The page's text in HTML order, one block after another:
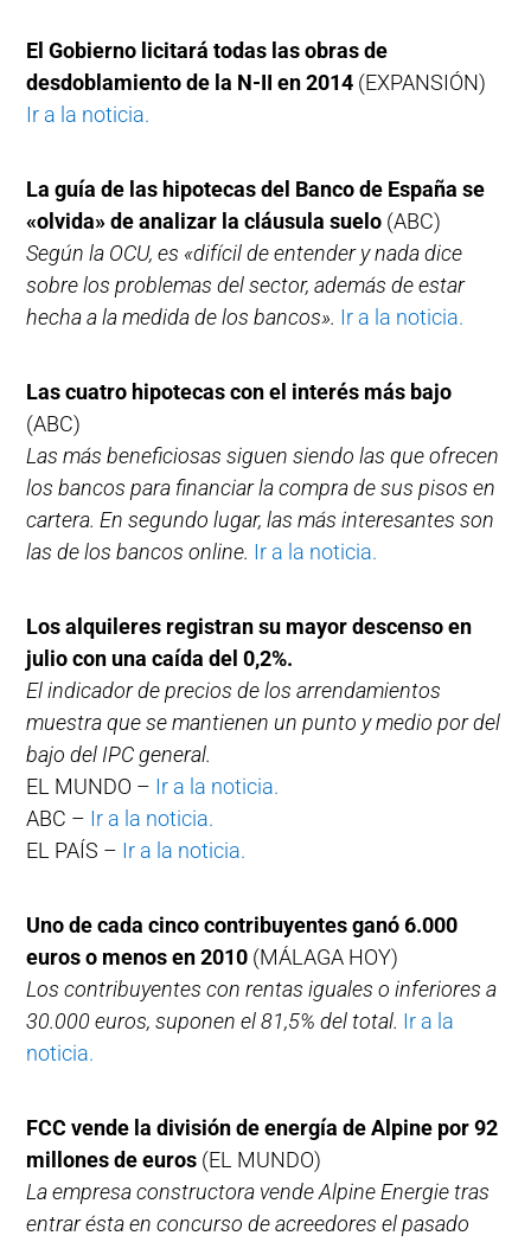
El Gobierno licitará todas las obras de
desdoblamiento de la N-II en 2014 (EXPANSIÓN)
Ir a la noticia.
La guía de las hipotecas del Banco de España se
«olvida» de analizar la cláusula suelo (ABC)
Según la OCU, es «difícil de entender y nada dice
sobre los problemas del sector, además de estar
hecha a la medida de los bancos». Ir a la noticia.
Las cuatro hipotecas con el interés más bajo
(ABC)
Las más beneficiosas siguen siendo las que ofrecen
los bancos para financiar la compra de sus pisos en
cartera. En segundo lugar, las más interesantes son
las de los bancos online. Ir a la noticia.
Los alquileres registran su mayor descenso en
julio con una caída del 0,2%.
El indicador de precios de los arrendamientos
muestra que se mantienen un punto y medio por del
bajo del IPC general.
EL MUNDO – Ir a la noticia.
ABC – Ir a la noticia.
EL PAÍS – Ir a la noticia.
Uno de cada cinco contribuyentes ganó 6.000
euros o menos en 2010 (MÁLAGA HOY)
Los contribuyentes con rentas iguales o inferiores a
30.000 euros, suponen el 81,5% del total. Ir a la
noticia.
FCC vende la división de energía de Alpine por 92
millones de euros (EL MUNDO)
La empresa constructora vende Alpine Energie tras
entrar ésta en concurso de acreedores el pasado